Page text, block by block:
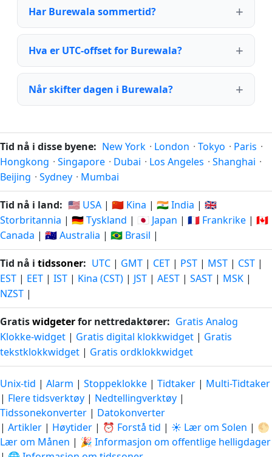
Har Burewala sommertid?
Hva er UTC-offset for Burewala?
Når skifter dagen i Burewala?
Tid nå i disse byene: New York · London · Tokyo · Paris ·
Hongkong · Singapore · Dubai · Los Angeles · Shanghai ·
Beijing · Sydney · Mumbai
Tid nå i land: 🇺🇸 USA | 🇨🇳 Kina | 🇮🇳 India | 🇬🇧
Storbritannia | 🇩🇪 Tyskland | 🇯🇵 Japan | 🇫🇷 Frankrike | 🇨🇦
Canada | 🇦🇺 Australia | 🇧🇷 Brasil |
Tid nå i tidssoner: UTC | GMT | CET | PST | MST | CST |
EST | EET | IST | Kina (CST) | JST | AEST | SAST | MSK |
NZST |
Gratiswidgeterfor nettredaktører: Gratis Analog
Klokke-widget | Gratis digital klokkwidget | Gratis
tekstklokkwidget | Gratis ordklokkwidget
Unix-tid | Alarm | Stoppeklokke | Tidtaker | Multi-Tidtaker
| Flere tidsverktøy | Nedtellingverktøy |
Tidssonekonverter | Datokonverter
| Artikler | Høytider | ⏰ Forstå tid | ☀️ Lær om Solen | 🌕
Lær om Månen | 🎉 Informasjon om offentlige helligdager